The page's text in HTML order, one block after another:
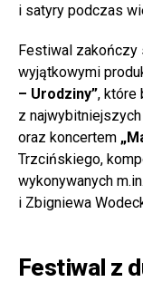
i satyry podczas
Festiwal zakończy
wyjątkowymi
– Urodziny”, które
z
oraz koncertem
Trzcińskiego,
wykonywanych
i Zbigniewa
Festiwal z